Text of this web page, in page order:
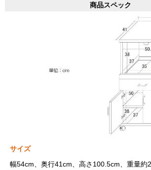
商品スペック
サイズ
幅54cm、奥行41cm、高さ100.5cm、重量約